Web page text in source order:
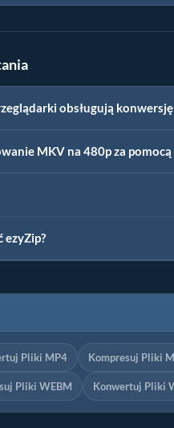
obsługują
MKV na 480p za pomocą
ezyZip?
Pliki MP4 Kompresuj Pliki
Pliki WEBM Konwertuj Pliki